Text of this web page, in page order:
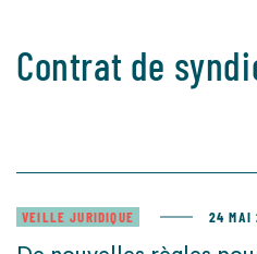
Contrat de
VEILLE JURIDIQUE 24 MAI